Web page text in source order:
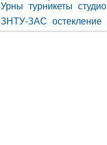
Урны турникеты студио
ЗНТУ-ЗАС остекление